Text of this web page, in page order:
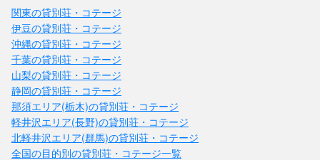
関東の貸別荘・コテージ
伊豆の貸別荘・コテージ
沖縄の貸別荘・コテージ
千葉の貸別荘・コテージ
山梨の貸別荘・コテージ
静岡の貸別荘・コテージ
那須エリア(栃木)の貸別荘・コテージ
軽井沢エリア(長野)の貸別荘・コテージ
北軽井沢エリア(群馬)の貸別荘・コテージ
全国の目的別の貸別荘・コテージ一覧